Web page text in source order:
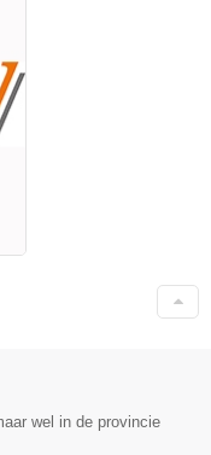
wel in de provincie